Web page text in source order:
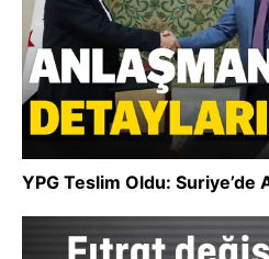
YPG Teslim Oldu: Suriye’de